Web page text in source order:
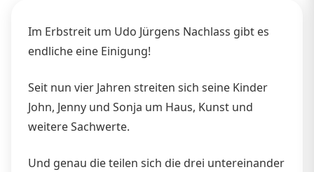
Im Erbstreit um Udo Jürgens Nachlass gibt es
endliche eine Einigung!
Seit nun vier Jahren streiten sich seine Kinder
John, Jenny und Sonja um Haus, Kunst und
weitere Sachwerte.
Und genau die teilen sich die drei untereinander